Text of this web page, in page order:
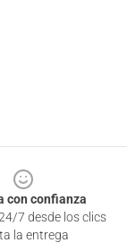
con confianza
7 desde los clics
la entrega